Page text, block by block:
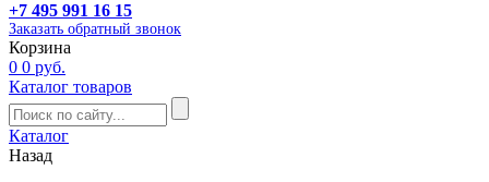
+7 495 991 16 15
Заказать обратный звонок
Корзина
0 0 руб.
Каталог товаров
Каталог
Назад